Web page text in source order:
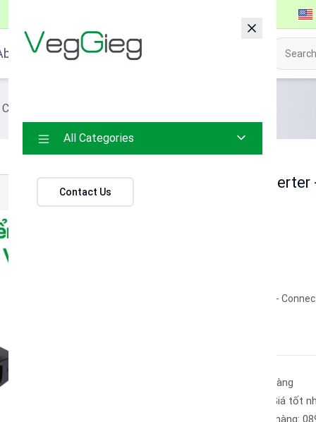
All Categories
Contact Us
VegGieg
DP to VGA Converter
Adapter -
30 ngày đổi trả dễ dàng
Hàng chính hãng - Giá tốt
Hotline hỗ trợ mua hàng: